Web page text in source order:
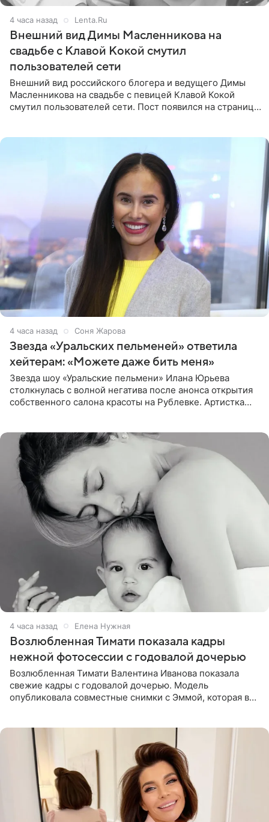
4 часа назад Lenta.Ru
Внешний вид Димы Масленникова на
свадьбе с Клавой Кокой смутил
пользователей сети
Внешний вид российского блогера и ведущего Димы
Масленникова на свадьбе с певицей Клавой Кокой
смутил пользователей сети. Пост появился на странице
4 часа назад Соня Жарова
Звезда «Уральских пельменей» ответила
хейтерам: «Можете даже бить меня»
Звезда шоу «Уральские пельмени» Илана Юрьева
столкнулась с волной негатива после анонса открытия
собственного салона красоты на Рублевке. Артистка
4 часа назад Елена Нужная
Возлюбленная Тимати показала кадры
нежной фотосессии с годовалой дочерью
Возлюбленная Тимати Валентина Иванова показала
свежие кадры с годовалой дочерью. Модель
опубликовала совместные снимки с Эммой, которая в